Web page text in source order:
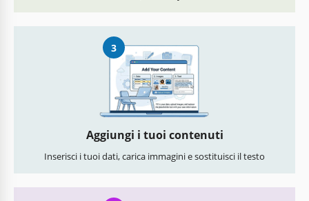
3
Aggiungi i tuoi contenuti
Inserisci i tuoi dati, carica immagini e sostituisci il testo